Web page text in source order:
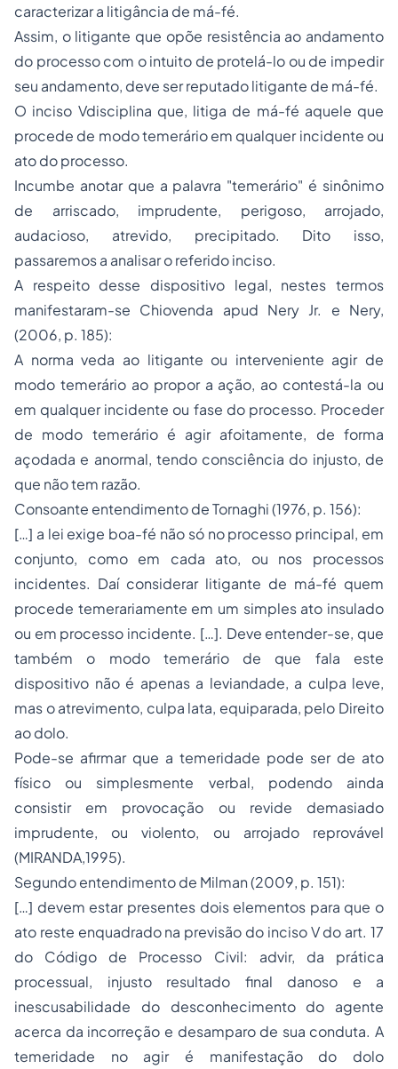
caracterizar a litigância de má-fé.
Assim, o litigante que opõe resistência ao andamento
do processo com o intuito de protelá-lo ou de impedir
seu andamento, deve ser reputado litigante de má-fé.
O inciso Vdisciplina que, litiga de má-fé aquele que
procede de modo temerário em qualquer incidente ou
ato do processo.
Incumbe anotar que a palavra "temerário" é sinônimo
de arriscado, imprudente, perigoso, arrojado,
audacioso, atrevido, precipitado. Dito isso,
passaremos a analisar o referido inciso.
A respeito desse dispositivo legal, nestes termos
manifestaram-se Chiovenda apud Nery Jr. e Nery,
(2006, p. 185):
A norma veda ao litigante ou interveniente agir de
modo temerário ao propor a ação, ao contestá-la ou
em qualquer incidente ou fase do processo. Proceder
de modo temerário é agir afoitamente, de forma
açodada e anormal, tendo consciência do injusto, de
que não tem razão.
Consoante entendimento de Tornaghi (1976, p. 156):
[…] a lei exige boa-fé não só no processo principal, em
conjunto, como em cada ato, ou nos processos
incidentes. Daí considerar litigante de má-fé quem
procede temerariamente em um simples ato insulado
ou em processo incidente. […]. Deve entender-se, que
também o modo temerário de que fala este
dispositivo não é apenas a leviandade, a culpa leve,
mas o atrevimento, culpa lata, equiparada, pelo Direito
ao dolo.
Pode-se afirmar que a temeridade pode ser de ato
físico ou simplesmente verbal, podendo ainda
consistir em provocação ou revide demasiado
imprudente, ou violento, ou arrojado reprovável
(MIRANDA,1995).
Segundo entendimento de Milman (2009, p. 151):
[…] devem estar presentes dois elementos para que o
ato reste enquadrado na previsão do inciso V do art. 17
do Código de Processo Civil: advir, da prática
processual, injusto resultado final danoso e a
inescusabilidade do desconhecimento do agente
acerca da incorreção e desamparo de sua conduta. A
temeridade no agir é manifestação do dolo